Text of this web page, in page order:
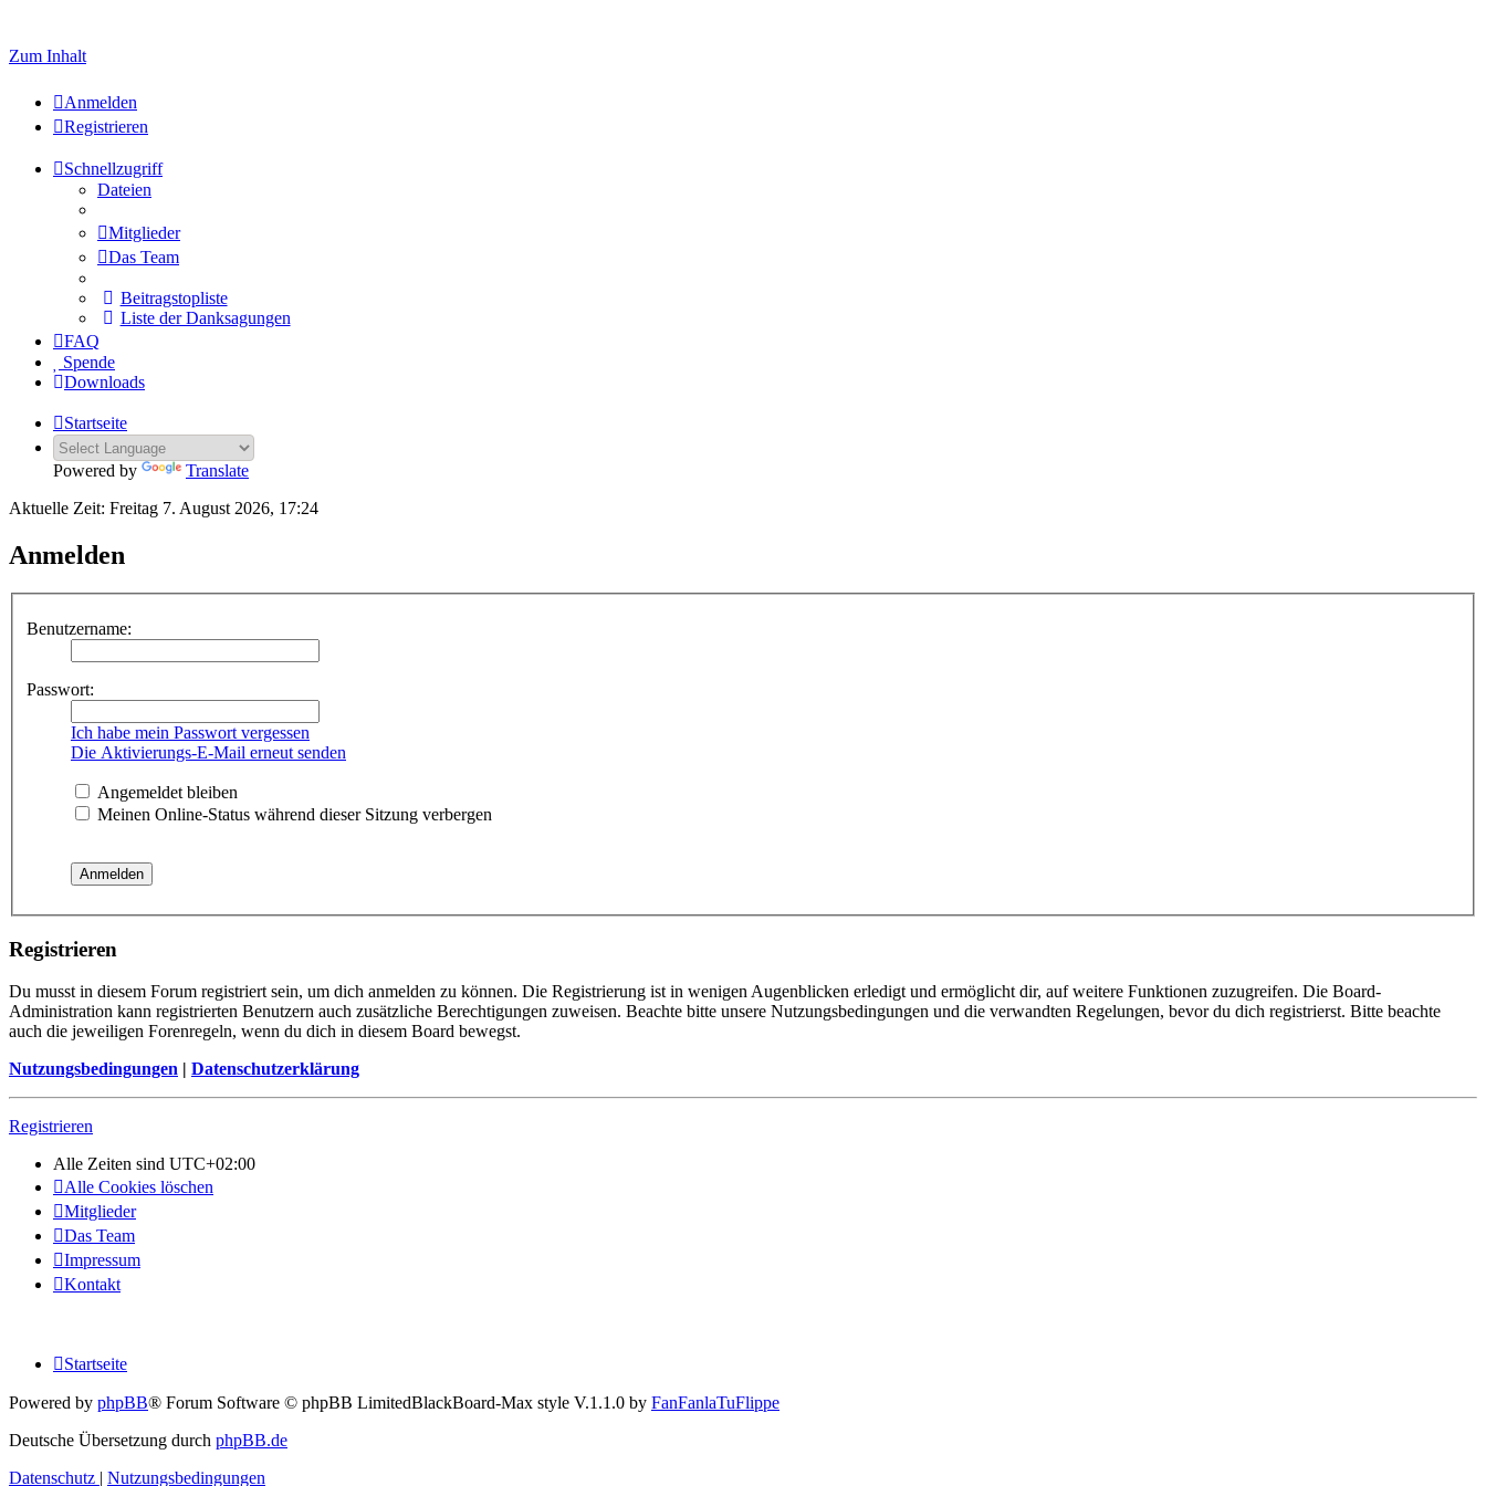
Zum Inhalt
Anmelden
Registrieren
Schnellzugriff
Dateien
Mitglieder
Das Team
Beitragstopliste
Liste der Danksagungen
FAQ
Spende
Downloads
Startseite
Powered by
Translate
Aktuelle Zeit: Freitag 7. August 2026, 17:24
Anmelden
Benutzername:
Passwort:
Ich habe mein Passwort vergessen
Die Aktivierungs-E-Mail erneut senden
Angemeldet bleiben
Meinen Online-Status während dieser Sitzung verbergen
Registrieren
Du musst in diesem Forum registriert sein, um dich anmelden zu können. Die Registrierung ist in wenigen Augenblicken erledigt und ermöglicht dir, auf weitere Funktionen zuzugreifen. Die Board-
Administration kann registrierten Benutzern auch zusätzliche Berechtigungen zuweisen. Beachte bitte unsere Nutzungsbedingungen und die verwandten Regelungen, bevor du dich registrierst. Bitte beachte
auch die jeweiligen Forenregeln, wenn du dich in diesem Board bewegst.
Nutzungsbedingungen | Datenschutzerklärung
Registrieren
Alle Zeiten sind UTC+02:00
Alle Cookies löschen
Mitglieder
Das Team
Impressum
Kontakt
Startseite
Powered by phpBB® Forum Software © phpBB LimitedBlackBoard-Max style V.1.1.0 by FanFanlaTuFlippe
Deutsche Übersetzung durch phpBB.de
Datenschutz | Nutzungsbedingungen